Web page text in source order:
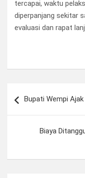
tercapai, waktu
diperpanjang sekitar
evaluasi dan rapat
posBupati Wempi
Biaya